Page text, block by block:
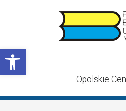
Otwórz pasek
Opolskie